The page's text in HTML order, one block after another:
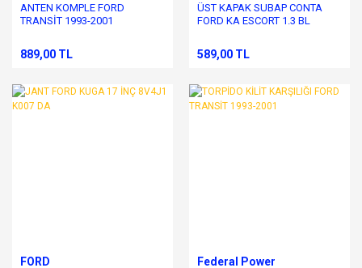
ANTEN KOMPLE FORD
TRANSİT 1993-2001
889,00 TL
ÜST KAPAK SUBAP CONTA
FORD KA ESCORT 1.3 BL
589,00 TL
FORD Federal Power